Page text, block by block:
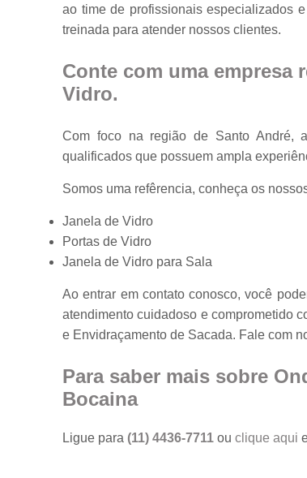
ao time de profissionais especializados
treinada para atender nossos clientes.
Conte com uma
Vidro.
Com foco na região de Santo André,
qualificados que possuem ampla
Somos uma refêrencia, conheça os
Janela de Vidro
Portas de Vidro
Janela de Vidro para Sala
Ao entrar em contato conosco, você
atendimento cuidadoso e comprometido
e Envidraçamento de Sacada. Fale com
Para saber mais sobre
Bocaina
Ligue para(11) 4436-7711ouclique aqui